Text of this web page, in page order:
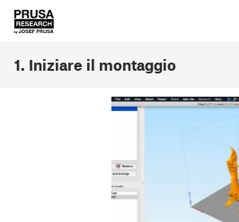
1. Iniziare il montaggio